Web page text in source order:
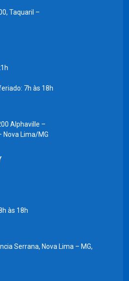
Taquaril –
7h às 18h
Alphaville –
Nova Lima/MG
às 18h
Serrana, Nova Lima – MG,